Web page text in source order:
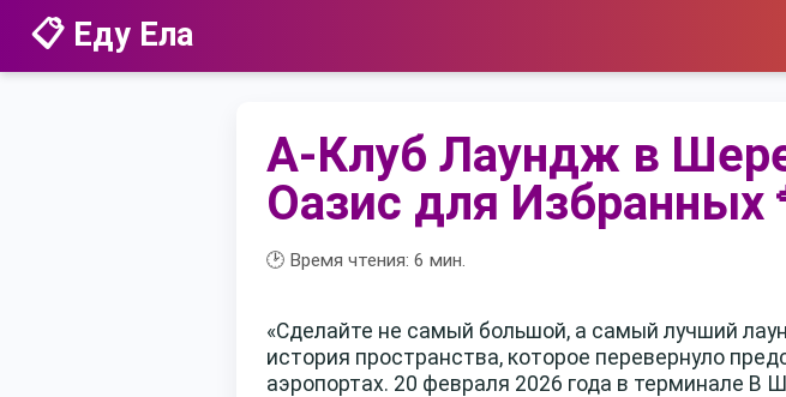
📋 Еду Ела
А-Клуб Лаундж в
Оазис для Избранных
🕑 Время чтения: 6 мин.
«Сделайте не самый большой, а самый лучший
история пространства, которое перевернуло
аэропортах. 20 февраля 2026 года в терминале